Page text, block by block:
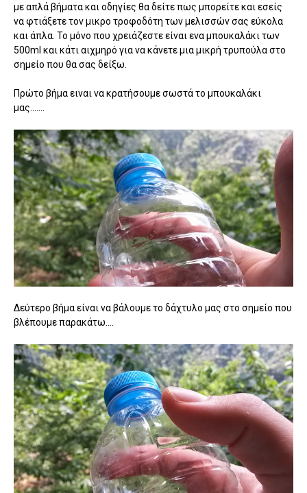
με απλά βήματα και οδηγίες θα δείτε πως μπορείτε και εσείς
να φτιάξετε τον μικρο τροφοδότη των μελισσών σας εύκολα
και άπλα. Το μόνο που χρειάζεστε είναι ενα μπουκαλάκι των
500ml και κάτι αιχμηρό για να κάνετε μια μικρή τρυπούλα στο
σημείο που θα σας δείξω.
Πρώτο βήμα ειναι να κρατήσουμε σωστά το μπουκαλάκι
μας.......
Δεύτερο βήμα είναι να βάλουμε το δάχτυλο μας στο σημείο που
βλέπουμε παρακάτω....